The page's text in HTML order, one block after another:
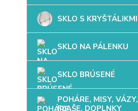
SKLO S KRYŠTÁLIKMI
SKLO NA PÁLENKU
SKLO BRÚSENÉ
POHÁRE, MISY, VÁZY,
FĽAŠE, DOPLNKY